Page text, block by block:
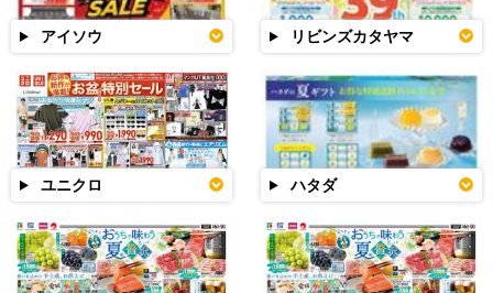
アイソウ リビンズカタヤマ
ユニクロ ハタダ